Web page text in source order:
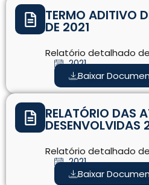
TERMO ADITIVO
DE 2021
Relatório detalhado de
2021
Baixar
RELATÓRIO DAS
DESENVOLVIDAS
Relatório detalhado de
2021
Baixar